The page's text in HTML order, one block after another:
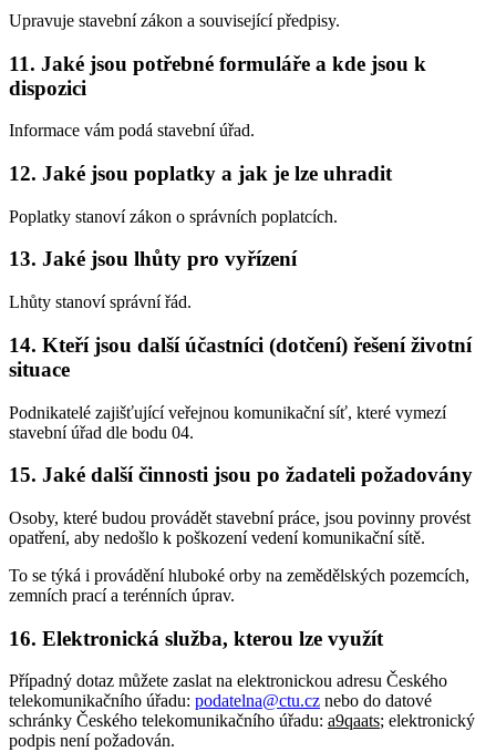
Upravuje stavební zákon a související předpisy.
11. Jaké jsou potřebné formuláře a kde jsou k
dispozici
Informace vám podá stavební úřad.
12. Jaké jsou poplatky a jak je lze uhradit
Poplatky stanoví zákon o správních poplatcích.
13. Jaké jsou lhůty pro vyřízení
Lhůty stanoví správní řád.
14. Kteří jsou další účastníci (dotčení) řešení životní
situace
Podnikatelé zajišťující veřejnou komunikační síť, které vymezí
stavební úřad dle bodu 04.
15. Jaké další činnosti jsou po žadateli požadovány
Osoby, které budou provádět stavební práce, jsou povinny provést
opatření, aby nedošlo k poškození vedení komunikační sítě.
To se týká i provádění hluboké orby na zemědělských pozemcích,
zemních prací a terénních úprav.
16. Elektronická služba, kterou lze využít
Případný dotaz můžete zaslat na elektronickou adresu Českého
telekomunikačního úřadu: podatelna@ctu.cz nebo do datové
schránky Českého telekomunikačního úřadu: a9qaats; elektronický
podpis není požadován.